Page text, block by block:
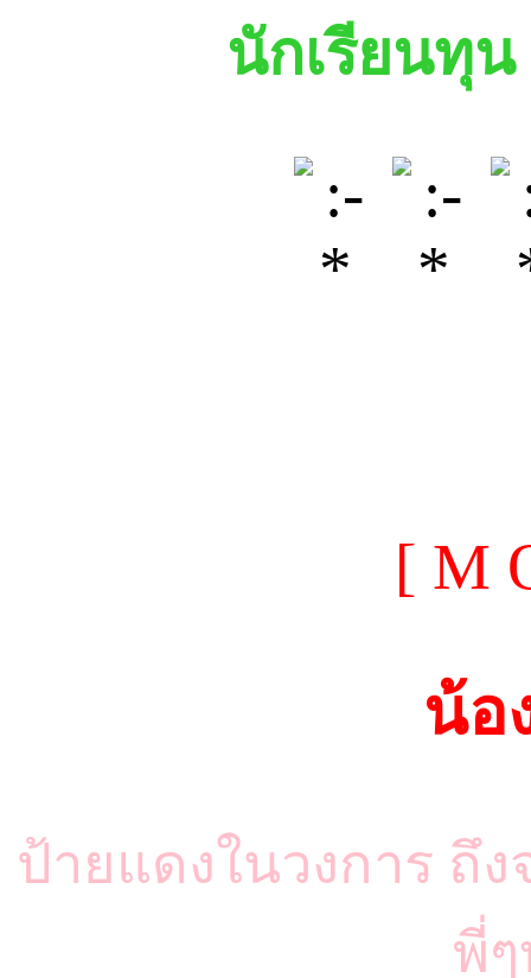
นักเรียนทุ
[ M
น้อ
ป้ายแดงในวงการ ถึ
พี่